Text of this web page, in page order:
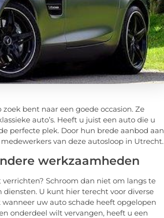
bent naar een goede occasion. Ze
auto’s. Heeft u juist een auto die u
perfecte plek. Door hun brede aanbod aan
van deze autosloop in Utrecht.
werkzaamheden
Schroom dan niet om langs te
U kunt hier terecht voor diverse
uw auto schade heeft opgelopen
onderdeel wilt vervangen, heeft u een